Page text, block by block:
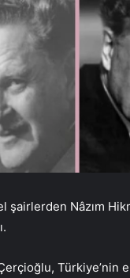
Nâzım
Türkiye’nin